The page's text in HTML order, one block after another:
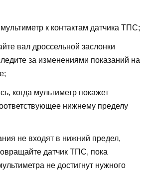
к контактам датчика ТПС;
вал дроссельной заслонки
за изменениями показаний на
когда мультиметр покажет
нижнему пределу
не входят в нижний предел,
датчик ТПС, пока
не достигнут нужного